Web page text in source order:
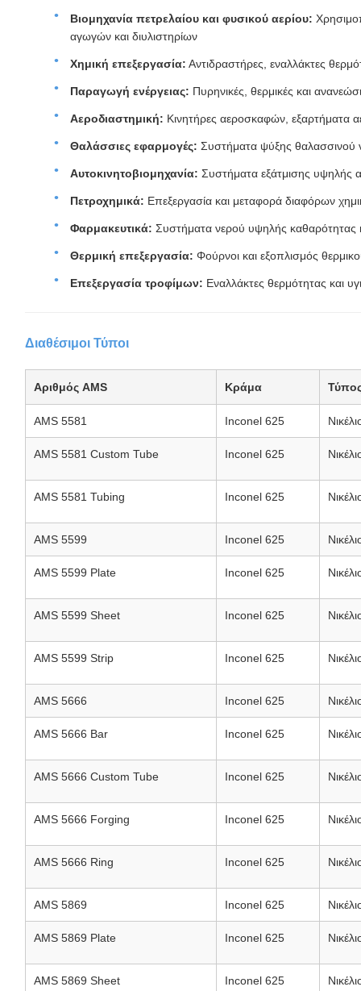
Βιομηχανία πετρελαίου και φυσικού αερίου:
αγωγών και διυλιστηρίων
Χημική επεξεργασία: Αντιδραστήρες, εναλλάκτες
Παραγωγή ενέργειας: Πυρηνικές, θερμικές και
Αεροδιαστημική: Κινητήρες αεροσκαφών, εξαρτήματα
Θαλάσσιες εφαρμογές: Συστήματα ψύξης θαλασσινού
Αυτοκινητοβιομηχανία: Συστήματα εξάτμισης υψηλής
Πετροχημικά: Επεξεργασία και μεταφορά διαφόρων
Φαρμακευτικά: Συστήματα νερού υψηλής καθαρότητας
Θερμική επεξεργασία: Φούρνοι και εξοπλισμός
Επεξεργασία τροφίμων: Εναλλάκτες θερμότητας και
Διαθέσιμοι Τύποι
Αριθμός AMS Κράμα
AMS 5581 Inconel 625
AMS 5581 Custom Tube Inconel 625
AMS 5581 Tubing Inconel 625
AMS 5599 Inconel 625
AMS 5599 Plate Inconel 625
AMS 5599 Sheet Inconel 625
AMS 5599 Strip Inconel 625
AMS 5666 Inconel 625
AMS 5666 Bar Inconel 625
AMS 5666 Custom Tube Inconel 625
AMS 5666 Forging Inconel 625
AMS 5666 Ring Inconel 625
AMS 5869 Inconel 625
AMS 5869 Plate Inconel 625
AMS 5869 Sheet Inconel 625